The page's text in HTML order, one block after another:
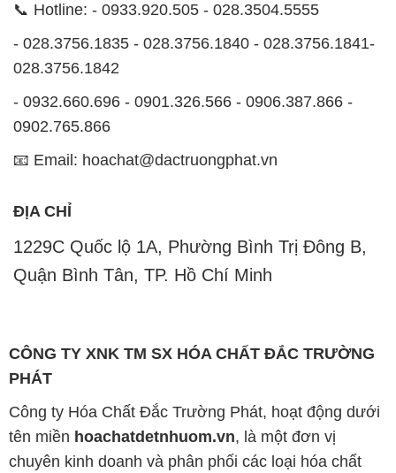
📞 Hotline: - 0933.920.505 - 028.3504.5555
- 028.3756.1835 - 028.3756.1840 - 028.3756.1841-
028.3756.1842
- 0932.660.696 - 0901.326.566 - 0906.387.866 -
0902.765.866
📧 Email: hoachat@dactruongphat.vn
ĐỊA CHỈ
1229C Quốc lộ 1A, Phường Bình Trị Đông B,
Quận Bình Tân, TP. Hồ Chí Minh
CÔNG TY XNK TM SX HÓA CHẤT ĐẮC TRƯỜNG
PHÁT
Công ty Hóa Chất Đắc Trường Phát, hoạt động dưới
tên miền hoachatdetnhuom.vn, là một đơn vị
chuyên kinh doanh và phân phối các loại hóa chất